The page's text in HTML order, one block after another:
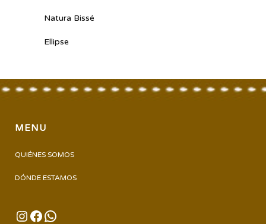
Natura Bissé
Ellipse
MENU
QUIÉNES SOMOS
DÓNDE ESTAMOS
INSTAGRAM
FACEBOOK
WHATSAPP